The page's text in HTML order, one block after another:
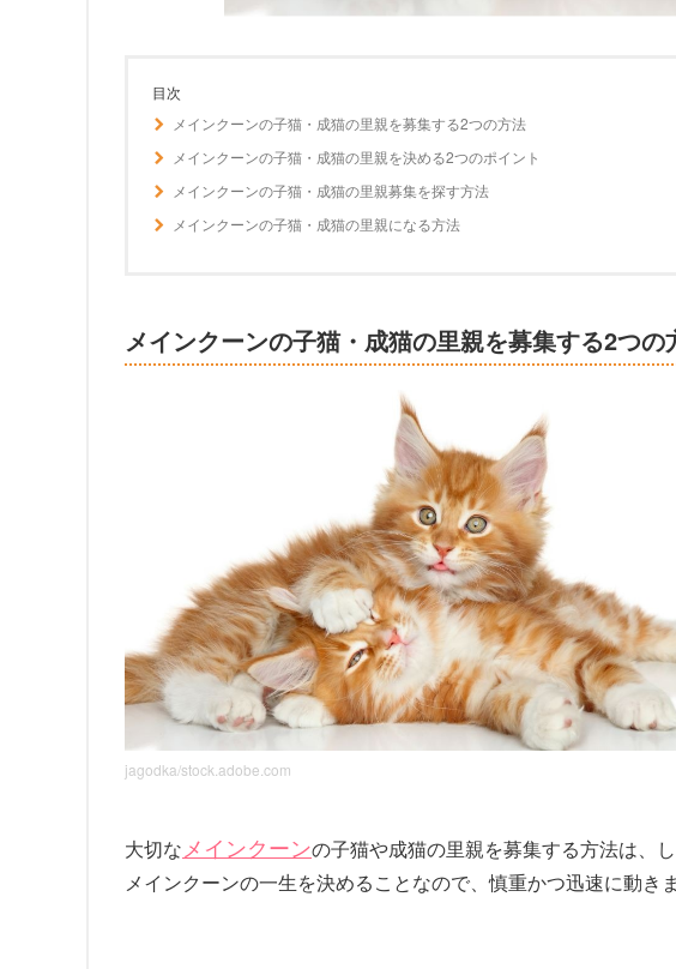
目次
メインクーンの子猫・成猫の里親を募集する2つの方法
メインクーンの子猫・成猫の里親を決める2つのポイント
メインクーンの子猫・成猫の里親募集を探す方法
メインクーンの子猫・成猫の里親になる方法
メインクーンの子猫・成猫の里親を募集する2つの
jagodka/stock.adobe.com
大切な メインクーンの子猫や成猫の里親を募集する方法は、
メインクーンの一生を決めることなので、慎重かつ迅速に動き